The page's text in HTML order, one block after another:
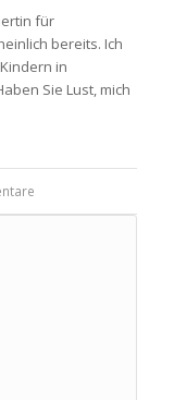
für
bereits. Ich
in
Sie Lust, mich